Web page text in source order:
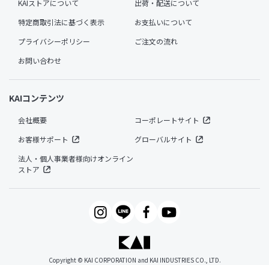
KAIストアについて
出荷・配送について
特定商取引法に基づく表示
お支払いについて
プライバシーポリシー
ご注文の流れ
お問い合わせ
KAIコンテンツ
会社概要
コーポレートサイト
お客様サポート
グローバルサイト
法人・個人事業者様向けオンライン
ストア
Copyright © KAI CORPORATION and KAI INDUSTRIES CO., LTD.